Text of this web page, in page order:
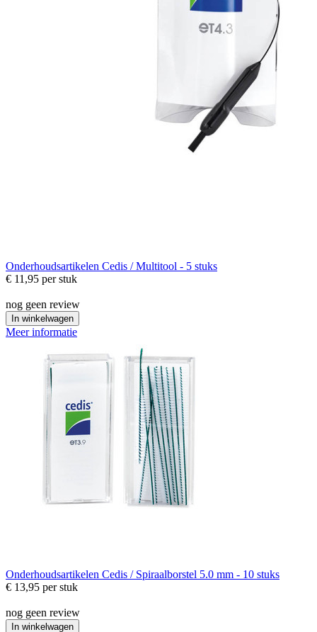
Onderhoudsartikelen Cedis / Multitool - 5 stuks
€ 11,95 per stuk
nog geen review
In winkelwagen
Meer informatie
Onderhoudsartikelen Cedis / Spiraalborstel 5.0 mm - 10 stuks
€ 13,95 per stuk
nog geen review
In winkelwagen